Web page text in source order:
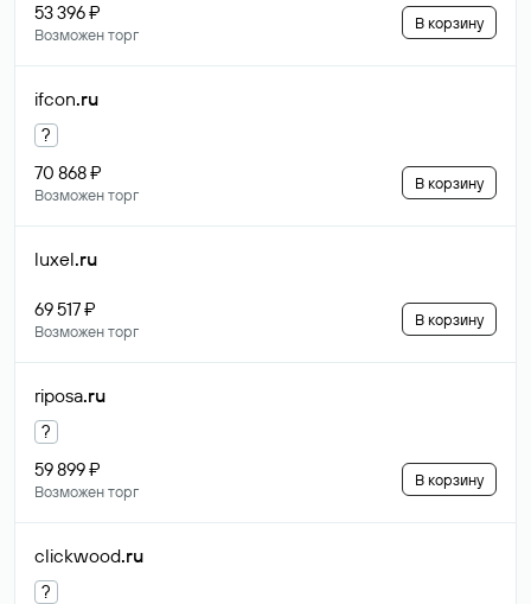
53 396 ₽
Возможен торг
В корзину
ifcon.ru
?
70 868 ₽
Возможен торг
В корзину
luxel.ru
69 517 ₽
Возможен торг
В корзину
riposa.ru
?
59 899 ₽
Возможен торг
В корзину
clickwood.ru
?